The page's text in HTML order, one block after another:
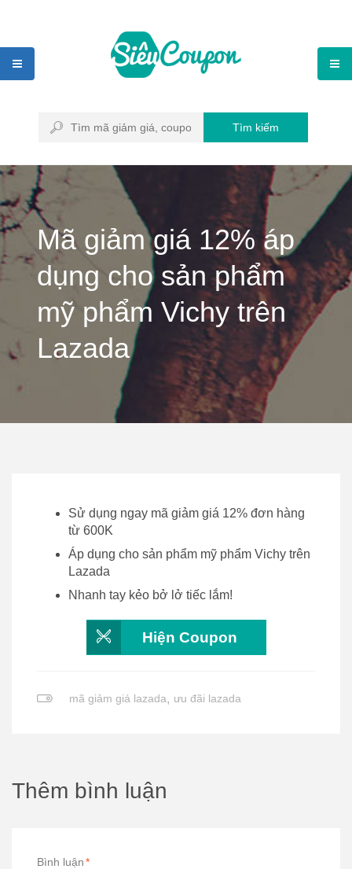
Tìm kiếm
Mã giảm giá 12% áp
dụng cho sản phẩm
mỹ phẩm Vichy trên
Lazada
Sử dụng ngay mã giảm giá 12% đơn hàng
từ 600K
Áp dụng cho sản phẩm mỹ phẩm Vichy trên
Lazada
Nhanh tay kẻo bở lở tiếc lắm!
Hiện Coupon
mã giảm giá lazada, ưu đãi lazada
Thêm bình luận
Bình luận*